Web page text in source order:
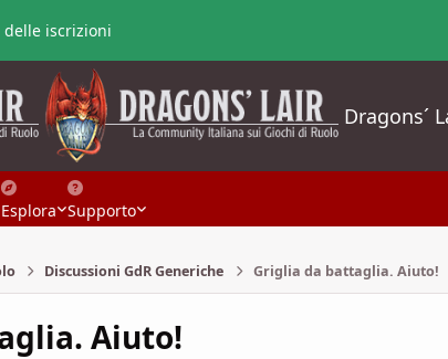
iscrizioni
Dragons´
Esplora Supporto
Discussioni GdR Generiche Griglia da battaglia. Aiuto!
Aiuto!